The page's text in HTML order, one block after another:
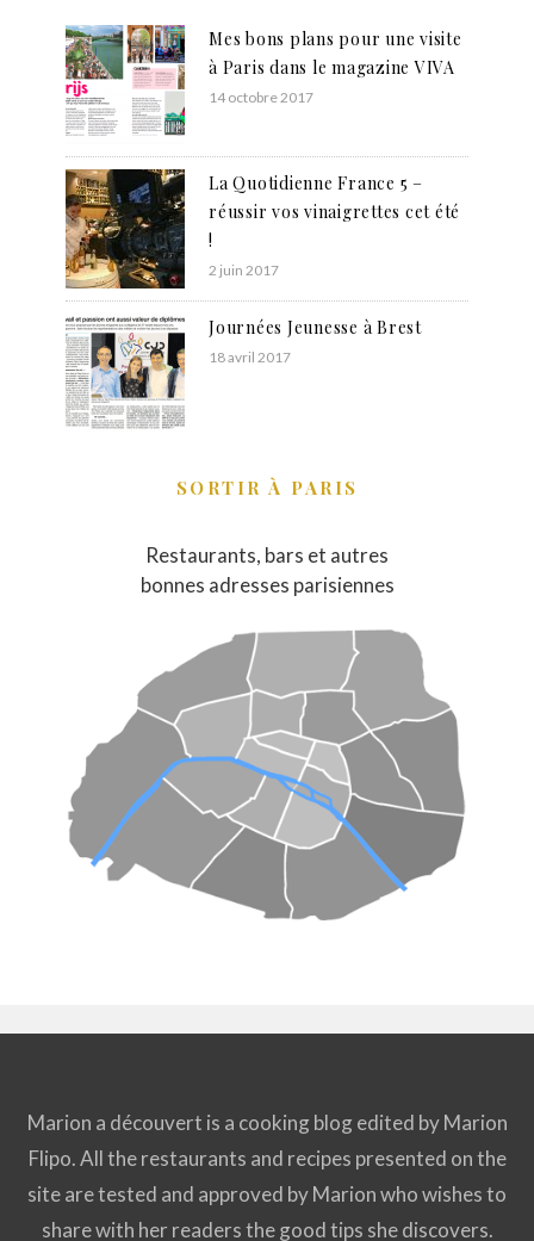
Mes bons plans pour une visite
à Paris dans le magazine VIVA
14 octobre 2017
La Quotidienne France 5 –
réussir vos vinaigrettes cet été
!
2 juin 2017
Journées Jeunesse à Brest
18 avril 2017
SORTIR À PARIS
Restaurants, bars et autres
bonnes adresses parisiennes
Marion a découvert is a cooking blog edited by Marion
Flipo. All the restaurants and recipes presented on the
site are tested and approved by Marion who wishes to
share with her readers the good tips she discovers.